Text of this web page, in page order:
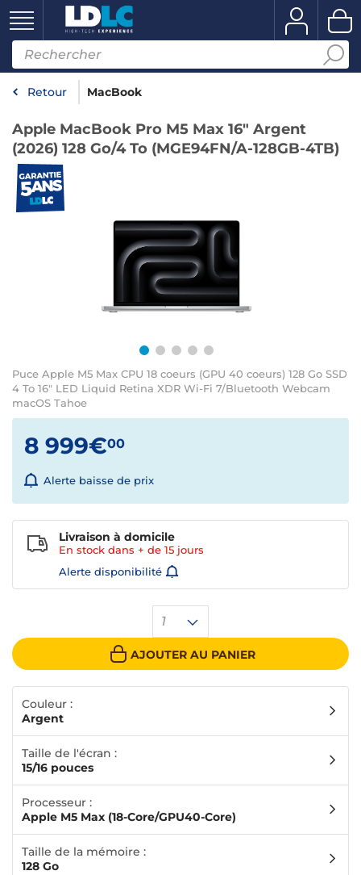
Retour MacBook
Apple MacBook Pro M5 Max 16" Argent
(2026) 128 Go/4 To (MGE94FN/A-128GB-4TB)
Puce Apple M5 Max CPU 18 coeurs (GPU 40 coeurs) 128 Go SSD
4 To 16" LED Liquid Retina XDR Wi-Fi 7/Bluetooth Webcam
macOS Tahoe
8 999€00
Alerte baisse de prix
1
AJOUTER AU PANIER
Livraison à domicile
En stock dans + de 15 jours
Alerte disponibilité
Couleur :
Argent
Taille de l'écran :
15/16 pouces
Processeur :
Apple M5 Max (18-Core/GPU40-Core)
Taille de la mémoire :
128 Go